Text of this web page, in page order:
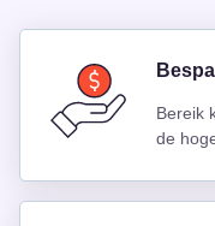
Bereik
de